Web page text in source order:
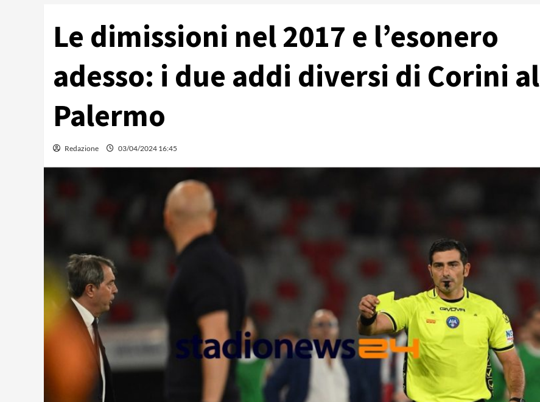
Le dimissioni nel 2017 e l’esonero
adesso: i due addi diversi di Corini al
Palermo
Redazione 03/04/2024 16:45